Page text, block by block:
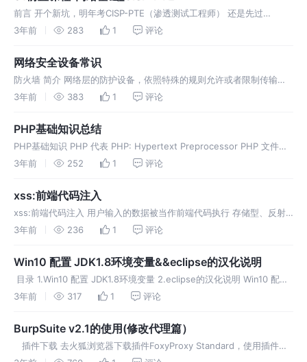
前言 开个新坑，明年考CISP-PTE（渗透测试工程师） 还是先过
NISP（二级）在说吧 下血本了都555~ 目录 为了将七层处理简化，使
3年前 283 1 评论
网络安全设备常识
防火墙 简介 网络层的防护设备，依照特殊的规则允许或者限制传输的
数据通过 是由软件和硬件设备组合而成，在内部网和外部网之间、专用
3年前 383 1 评论
PHP基础知识总结
PHP基础知识 PHP 代表 PHP: Hypertext Preprocessor PHP 文件可
包含文本、HTML、JavaScript代码和 PHP代码 PHP 代码在服务器上
3年前 252 1 评论
xss:前端代码注入
xss:前端代码注入 用户输入的数据被当作前端代码执行 存储型、反射
性、 xss利用javascript操纵浏览器 cookie注入：document.cookie
3年前 236 1 评论
Win10 配置 JDK1.8环境变量&&eclipse的汉化说明
​ 目录 1.Win10 配置 JDK1.8环境变量 2.​eclipse的汉化说明 Win10 配置
JDK1.8环境变量 配置变量之前输入法调英文 右键点击“我的电脑”
3年前 317 1 评论
BurpSuite v2.1的使用(修改代理篇）
​ 插件下载 去火狐浏览器下载插件FoxyProxy Standard，使用插件开